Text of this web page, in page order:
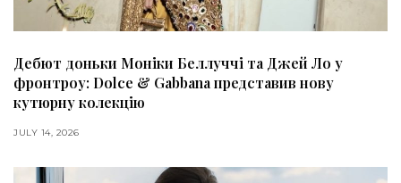
Дебют доньки Моніки Беллуччі та Джей Ло у
фронтроу: Dolce & Gabbana представив нову
кутюрну колекцію
JULY 14, 2026